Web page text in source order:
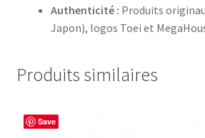
Authenticité : Produits
Japon), logos Toei et
Produits similaires
Save